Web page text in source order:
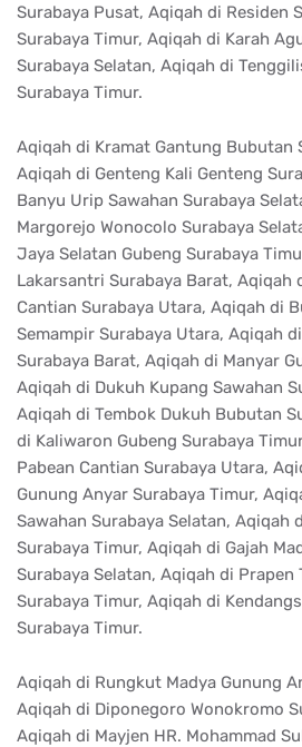
Surabaya Pusat, Aqiqah di Residen
Surabaya Timur, Aqiqah di Karah
Surabaya Selatan, Aqiqah di
Surabaya Timur.
Aqiqah di Kramat Gantung Bubutan
Aqiqah di Genteng Kali Genteng
Banyu Urip Sawahan Surabaya
Margorejo Wonocolo Surabaya
Jaya Selatan Gubeng Surabaya
Lakarsantri Surabaya Barat, Aqiqah
Cantian Surabaya Utara, Aqiqah di
Semampir Surabaya Utara, Aqiqah
Surabaya Barat, Aqiqah di Manyar
Aqiqah di Dukuh Kupang Sawahan
Aqiqah di Tembok Dukuh Bubutan
di Kaliwaron Gubeng Surabaya
Pabean Cantian Surabaya Utara,
Gunung Anyar Surabaya Timur,
Sawahan Surabaya Selatan, Aqiqah
Surabaya Timur, Aqiqah di Gajah
Surabaya Selatan, Aqiqah di Prapen
Surabaya Timur, Aqiqah di
Surabaya Timur.
Aqiqah di Rungkut Madya Gunung
Aqiqah di Diponegoro Wonokromo
Aqiqah di Mayjen HR. Mohammad